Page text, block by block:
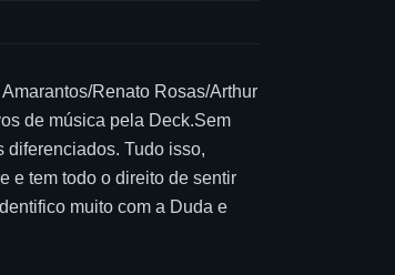
Renato Rosas/Arthur
de música pela Deck.Sem
diferenciados. Tudo isso,
e tem todo o direito de sentir
muito com a Duda e